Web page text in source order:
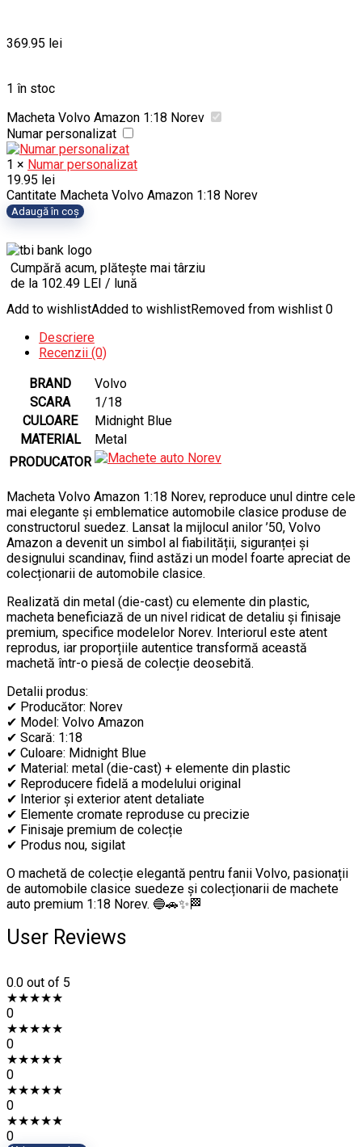
369.95 lei
1 în stoc
Macheta Volvo Amazon 1:18 Norev
Numar personalizat
1 × Numar personalizat
19.95 lei
Cantitate Macheta Volvo Amazon 1:18 Norev
Adaugă în coș
Cumpără acum, plătește mai târziu
de la 102.49 LEI / lună
Add to wishlistAdded to wishlistRemoved from wishlist 0
Descriere
Recenzii (0)
BRAND
Volvo
SCARA
1/18
CULOARE
Midnight Blue
MATERIAL
Metal
PRODUCATOR
Macheta Volvo Amazon 1:18 Norev, reproduce unul dintre cele
mai elegante și emblematice automobile clasice produse de
constructorul suedez. Lansat la mijlocul anilor ’50, Volvo
Amazon a devenit un simbol al fiabilității, siguranței și
designului scandinav, fiind astăzi un model foarte apreciat de
colecționarii de automobile clasice.
Realizată din metal (die-cast) cu elemente din plastic,
macheta beneficiază de un nivel ridicat de detaliu și finisaje
premium, specifice modelelor Norev. Interiorul este atent
reprodus, iar proporțiile autentice transformă această
machetă într-o piesă de colecție deosebită.
Detalii produs:
✔ Producător: Norev
✔ Model: Volvo Amazon
✔ Scară: 1:18
✔ Culoare: Midnight Blue
✔ Material: metal (die-cast) + elemente din plastic
✔ Reproducere fidelă a modelului original
✔ Interior și exterior atent detaliate
✔ Elemente cromate reproduse cu precizie
✔ Finisaje premium de colecție
✔ Produs nou, sigilat
O machetă de colecție elegantă pentru fanii Volvo, pasionații
de automobile clasice suedeze și colecționarii de machete
auto premium 1:18 Norev. 🔵🚗✨🏁
User Reviews
0.0 out of 5
★★★★★
0
★★★★★
0
★★★★★
0
★★★★★
0
★★★★★
0